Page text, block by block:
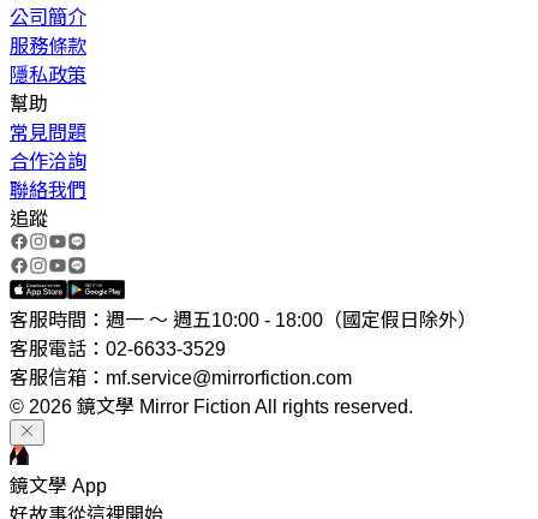
公司簡介
服務條款
隱私政策
幫助
常見問題
合作洽詢
聯絡我們
追蹤
客服時間：週一 ～ 週五10:00 - 18:00（國定假日除外）
客服電話：02-6633-3529
客服信箱：mf.service@mirrorfiction.com
© 2026 鏡文學 Mirror Fiction All rights reserved.
鏡文學 App
好故事從這裡開始